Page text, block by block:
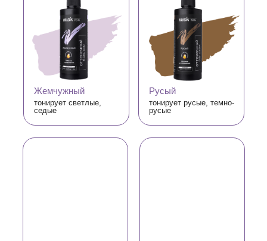
Жемчужный
тонирует светлые,
седые
Русый
тонирует русые, темно-
русые